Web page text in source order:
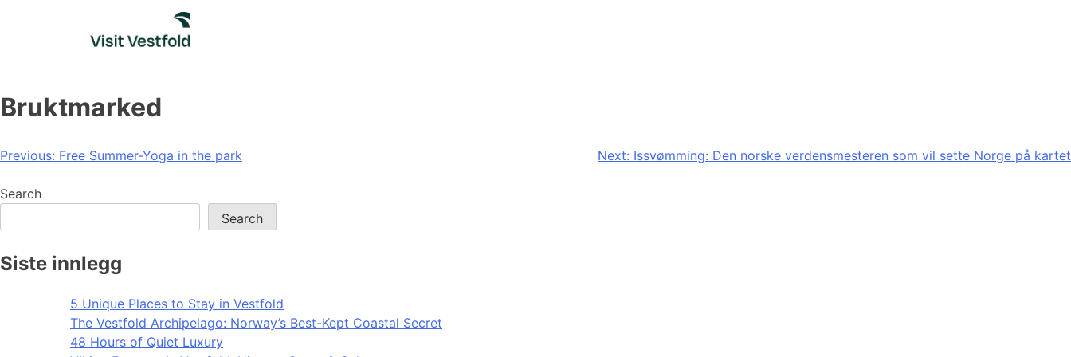
Bruktmarked
Post
navigation
Previous: Free Summer-Yoga in the park Next: Issvømming: Den norske verdensmesteren som vil sette Norge på kartet
Search
Search
Siste innlegg
5 Unique Places to Stay in Vestfold
The Vestfold Archipelago: Norway’s Best-Kept Coastal Secret
48 Hours of Quiet Luxury